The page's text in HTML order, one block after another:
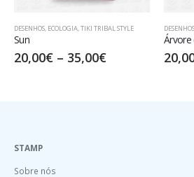
DESENHOS
Árvore da Vida
20,00€ – 35,00€
DESENHOS
Tiki
STAMP
Sobre nós